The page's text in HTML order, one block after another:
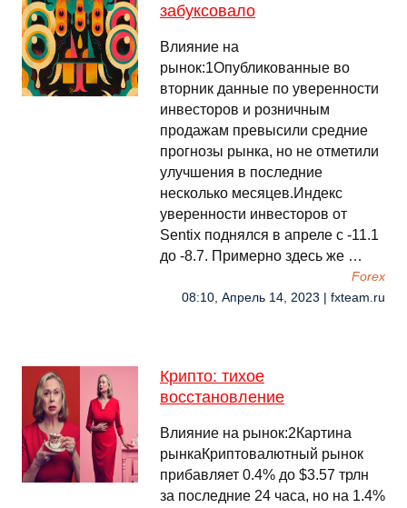
забуксовало
Влияние на
рынок:1Опубликованные во
вторник данные по уверенности
инвесторов и розничным
продажам превысили средние
прогнозы рынка, но не отметили
улучшения в последние
несколько месяцев.Индекс
уверенности инвесторов от
Sentix поднялся в апреле с -11.1
до -8.7. Примерно здесь же …
Forex
08:10, Апрель 14, 2023 | fxteam.ru
Крипто: тихое
восстановление
Влияние на рынок:2Картина
рынкаКриптовалютный рынок
прибавляет 0.4% до $3.57 трлн
за последние 24 часа, но на 1.4%